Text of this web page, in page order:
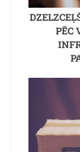
PĒC